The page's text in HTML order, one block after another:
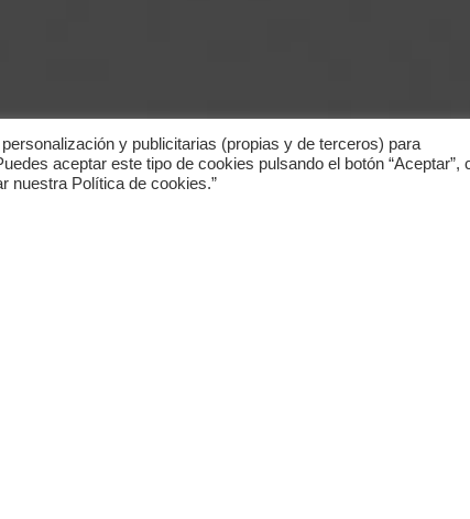
y publicitarias (propias y de terceros) para
aceptar este tipo de cookies pulsando el botón “Aceptar”,
nuestra Política de cookies.”